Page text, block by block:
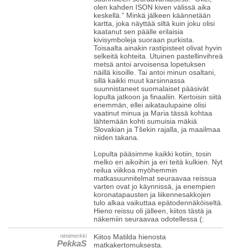
olen kahden ISON kiven välissä aika
keskellä.” Minkä jälkeen käännetään
kartta, joka näyttää siltä kuin joku olisi
kaatanut sen päälle erilaisia
kivisymboleja suoraan purkista.
Toisaalta ainakin rastipisteet olivat hyvin
selkeitä kohteita. Utuinen pastellinvihreä
metsä antoi arvoisensa lopetuksen
näillä kisoille. Tai antoi minun osaltani,
sillä kaikki muut karsinnassa
suunnistaneet suomalaiset pääsivät
lopulta jatkoon ja finaaliin. Kertoisin siitä
enemmän, ellei aikataulupaine olisi
vaatinut minua ja Maria tässä kohtaa
lähtemään kohti sumuisia mäkiä
Slovakian ja Tšekin rajalla, ja maailmaa
niiden takana.
Lopulta pääsimme kaikki kotiin, tosin
melko eri aikoihin ja eri teitä kulkien. Nyt
reilua viikkoa myöhemmin
matkasuunnitelmat seuraavaa reissua
varten ovat jo käynnissä, ja enempien
koronatapausten ja liikennesakkojen
tulo alkaa vaikuttaa epätodennäköiseltä.
Hieno reissu oli jälleen, kiitos tästä ja
näkemiin seuraavaa odotellessa (:
nimimerkki
PekkaS
Kiitos Matilda hienosta
matkakertomuksesta.